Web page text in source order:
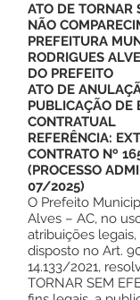
ATO DE TORNAR
NÃO
PREFEITURA
RODRIGUES
DO PREFEITO
ATO DE
PUBLICAÇÃO DE
CONTRATUAL
REFERÊNCIA:
CONTRATO Nº
(PROCESSO
07/2025)
O Prefeito
Alves – AC, no
atribuições
disposto no Art.
14.133/2021,
TORNAR SEM